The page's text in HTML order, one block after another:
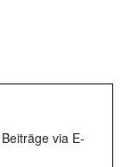
via E-